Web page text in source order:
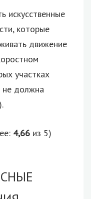
искусственные
которые
движение
участках
не должна
4,66 из 5)